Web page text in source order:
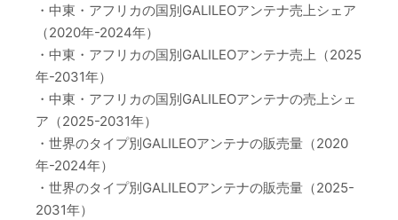
・中東・アフリカの国別GALILEOアンテナ売上シェア
（2020年-2024年）
・中東・アフリカの国別GALILEOアンテナ売上（2025
年-2031年）
・中東・アフリカの国別GALILEOアンテナの売上シェ
ア（2025-2031年）
・世界のタイプ別GALILEOアンテナの販売量（2020
年-2024年）
・世界のタイプ別GALILEOアンテナの販売量（2025-
2031年）